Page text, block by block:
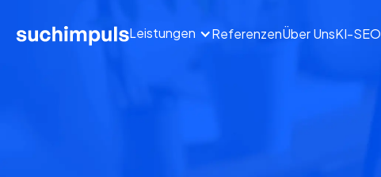
Leistungen ReferenzenÜber UnsKI-SEO